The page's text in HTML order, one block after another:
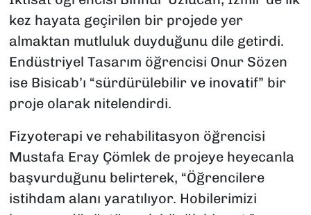
kez hayata geçirilen bir projede yer
almaktan mutluluk duyduğunu dile getirdi.
Endüstriyel Tasarım öğrencisi Onur Sözen
ise Bisicab’ı “sürdürülebilir ve inovatif” bir
proje olarak nitelendirdi.
Fizyoterapi ve rehabilitasyon öğrencisi
Mustafa Eray Çömlek de projeye heyecanla
başvurduğunu belirterek, “Öğrencilere
istihdam alanı yaratılıyor. Hobilerimizi